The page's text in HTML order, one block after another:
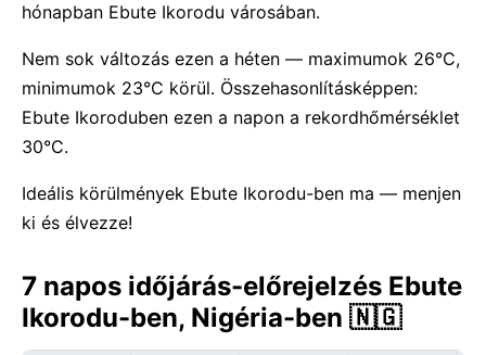
hónapban Ebute Ikorodu városában.
Nem sok változás ezen a héten — maximumok 26°C,
minimumok 23°C körül. Összehasonlításképpen:
Ebute Ikoroduben ezen a napon a rekordhőmérséklet
30°C.
Ideális körülmények Ebute Ikorodu-ben ma — menjen
ki és élvezze!
7 napos időjárás-előrejelzés Ebute
Ikorodu-ben, Nigéria-ben 🇳🇬